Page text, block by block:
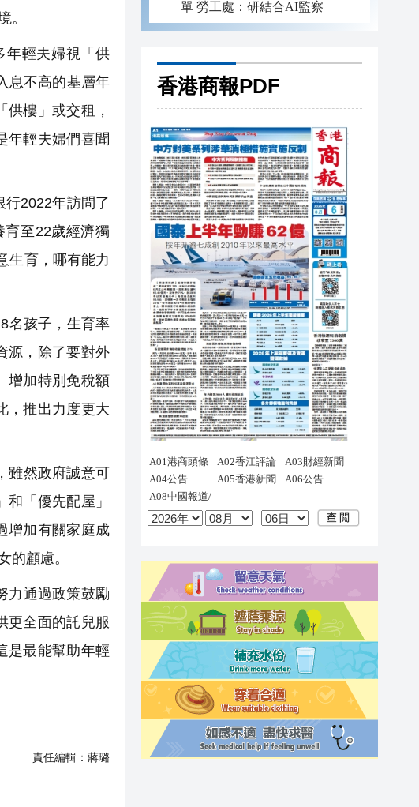
。
年輕夫婦視「供
息不高的基層年
樓」或交租，
年輕夫婦們喜聞
2022年訪問了
至22歲經濟獨
生育，哪有能力
名孩子，生育率
源，除了要對外
增加特別免稅額
，推出力度更大
雖然政府誠意可
「優先配屋」
增加有關家庭成
的顧慮。
力通過政策鼓勵
更全面的託兒服
是最能幫助年輕
責任編輯： 蔣璐
單 勞工處：研結合AI監察
香港商報PDF